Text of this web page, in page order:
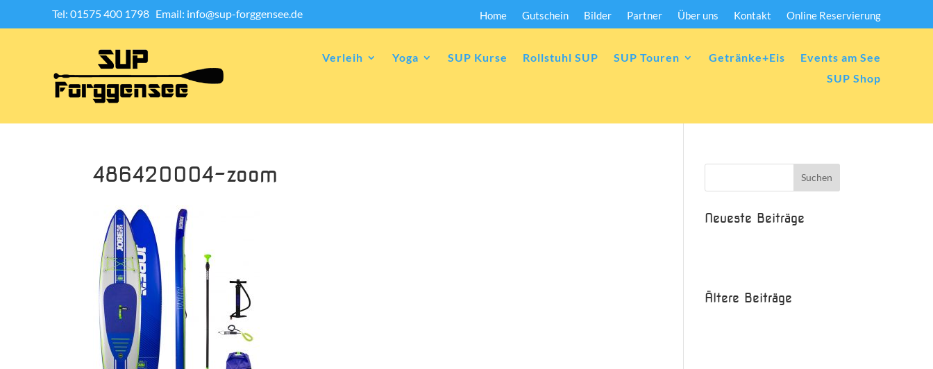
Tel: 01575 400 1798 Email: info@sup-forggensee.de Home Gutschein Bilder Partner Über uns Kontakt Online Reservierung
Verleih Yoga SUP Kurse Rollstuhl SUP SUP Touren Getränke+Eis
Events am See
SUP Shop
486420004-zoom
Neueste Beiträge
Ältere Beiträge